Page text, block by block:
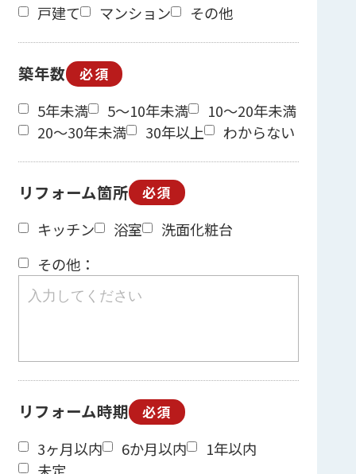
戸建て マンション その他
築年数 必須
5年未満 5～10年未満
10～20年未満
20～30年未満
30年以上 わからない
リフォーム箇所 必須
キッチン 浴室
洗面化粧台
その他：
リフォーム時期 必須
3ヶ月以内 6か月以内
1年以内
未定